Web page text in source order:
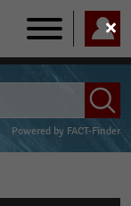
Main
navigation
Powered by FACT-Finder